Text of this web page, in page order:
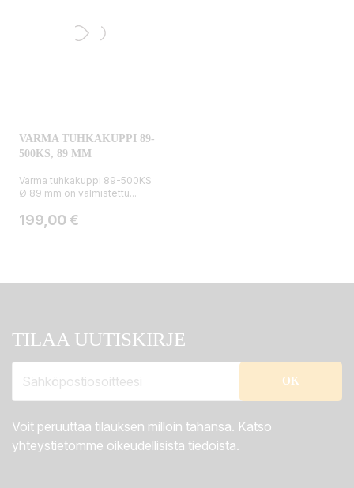
VARMA TUHKAKUPPI 89-
500KS, 89 MM
Varma tuhkakuppi 89-500KS
Ø 89 mm on valmistettu...
Hinta
199,00 €
TILAA UUTISKIRJE
Voit peruuttaa tilauksen milloin tahansa. Katso
yhteystietomme oikeudellisista tiedoista.